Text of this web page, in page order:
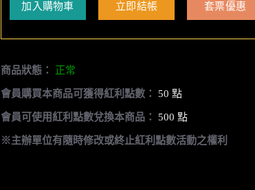
加入購物車 立即結帳 套票優惠
商品狀態： 正常
會員購買本商品可獲得紅利點數： 50 點
會員可使用紅利點數兌換本商品： 500 點
※主辦單位有隨時修改或終止紅利點數活動之權利